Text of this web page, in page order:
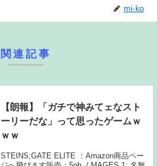
mi-ko
関連記事
【朗報】「ガチで神みてェなスト
ーリーだな」って思ったゲームｗ
ｗｗ
STEINS;GATE ELITE ：Amazon商品ペー